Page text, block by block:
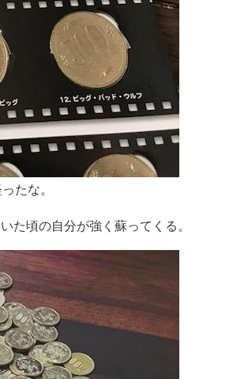
たな。
た頃の自分が強く蘇ってくる。